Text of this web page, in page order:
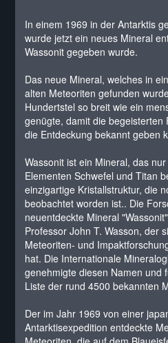
In einem 1969 in der Antarktis
wurde jetzt ein neues Mineral
Wassonit gegeben wurde.
Das neue Mineral, welches in
alten Meteoriten gefunden
Hundertstel so breit wie ein
genügte, damit die begeisterten
die Entdeckung bekannt geben
Wassonit ist ein Mineral, das
Elementen Schwefel und Titan
einzigartige Kristallstruktur, die
beobachtet worden ist.. Die
neuentdeckte Mineral
Professor John T. Wasson, der
Meteoriten- und
hat. Die Internationale
genehmigte diesen Namen und
Liste der rund 4500 bekannten
Der im Jahr 1969 von einer
Antarktisexpedition entdeckte